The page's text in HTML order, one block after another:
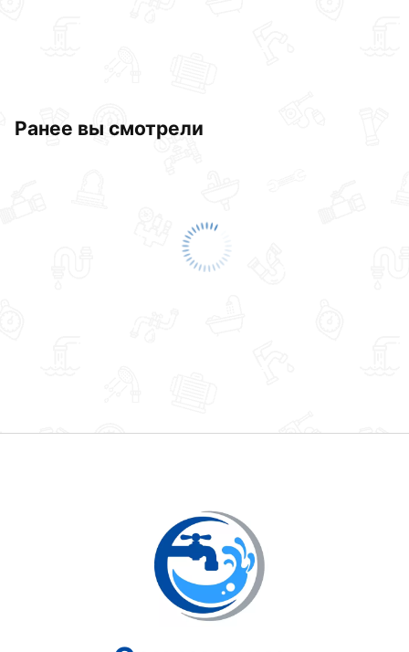
Ранее вы смотрели